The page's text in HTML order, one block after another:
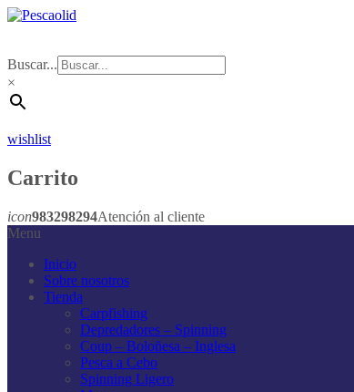
Buscar...
×
wishlist
Carrito
icon983298294Atención al cliente
Menu
Inicio
Sobre nosotros
Tienda
Carpfishing
Depredadores – Spinning
Coup – Boloñesa – Inglesa
Pesca a Cebo
Spinning Ligero